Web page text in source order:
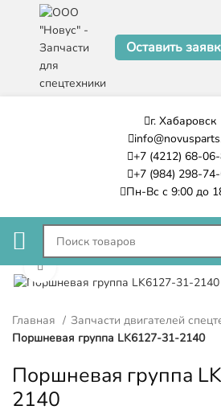
Оставить
г. Хабаровск
+7 (4212) 68-
+7 (984) 298-
Пн-Вс с 9:00 до
Нажмите, чтобы увеличить
Главная
Запчасти двигателей
Поршневая группа LK6127-31-2140
Поршневая группа
2140